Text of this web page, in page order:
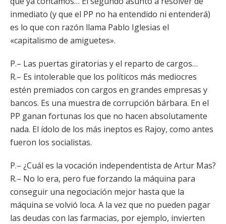
inmediato (y que el PP no ha entendido ni entenderá)
es lo que con razón llama Pablo Iglesias el
«capitalismo de amiguetes».
P.– Las puertas giratorias y el reparto de cargos…
R.– Es intolerable que los políticos más mediocres
estén premiados con cargos en grandes empresas y
bancos. Es una muestra de corrupción bárbara. En el
PP ganan fortunas los que no hacen absolutamente
nada. El ídolo de los más ineptos es Rajoy, como antes
fueron los socialistas.
P.– ¿Cuál es la vocación independentista de Artur Mas?
R.– No lo era, pero fue forzando la máquina para
conseguir una negociación mejor hasta que la
máquina se volvió loca. A la vez que no pueden pagar
las deudas con las farmacias, por ejemplo, invierten